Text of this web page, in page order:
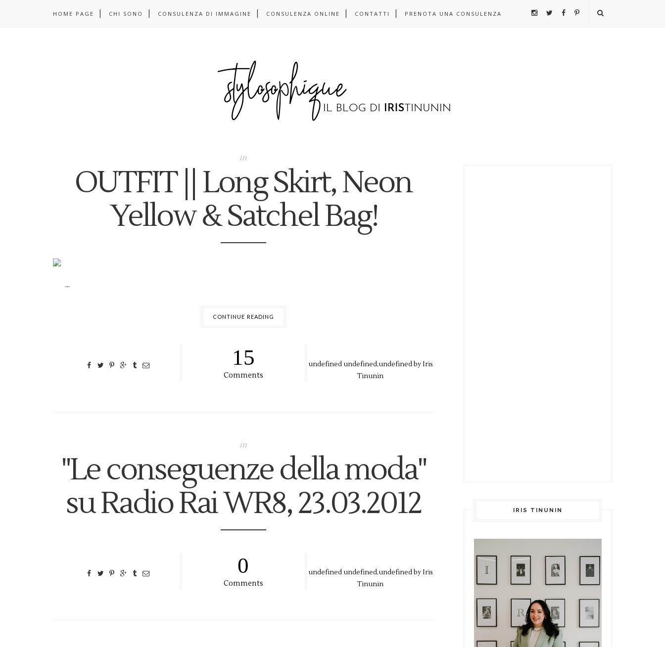
HOME PAGE CHI SONO CONSULENZA DI IMMAGINE CONSULENZA ONLINE CONTATTI PRENOTA UNA CONSULENZA
in
OUTFIT || Long Skirt, Neon
Yellow & Satchel Bag!
...
CONTINUE READING
15
Comments
undefined undefined,undefined byIris
Tinunin
in
"Le conseguenze della moda"
su Radio Rai WR8, 23.03.2012
0
Comments
undefined undefined,undefined byIris
Tinunin
IRIS TINUNIN